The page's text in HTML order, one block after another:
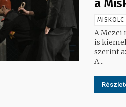
a
A Mezei
is
szerint
A...